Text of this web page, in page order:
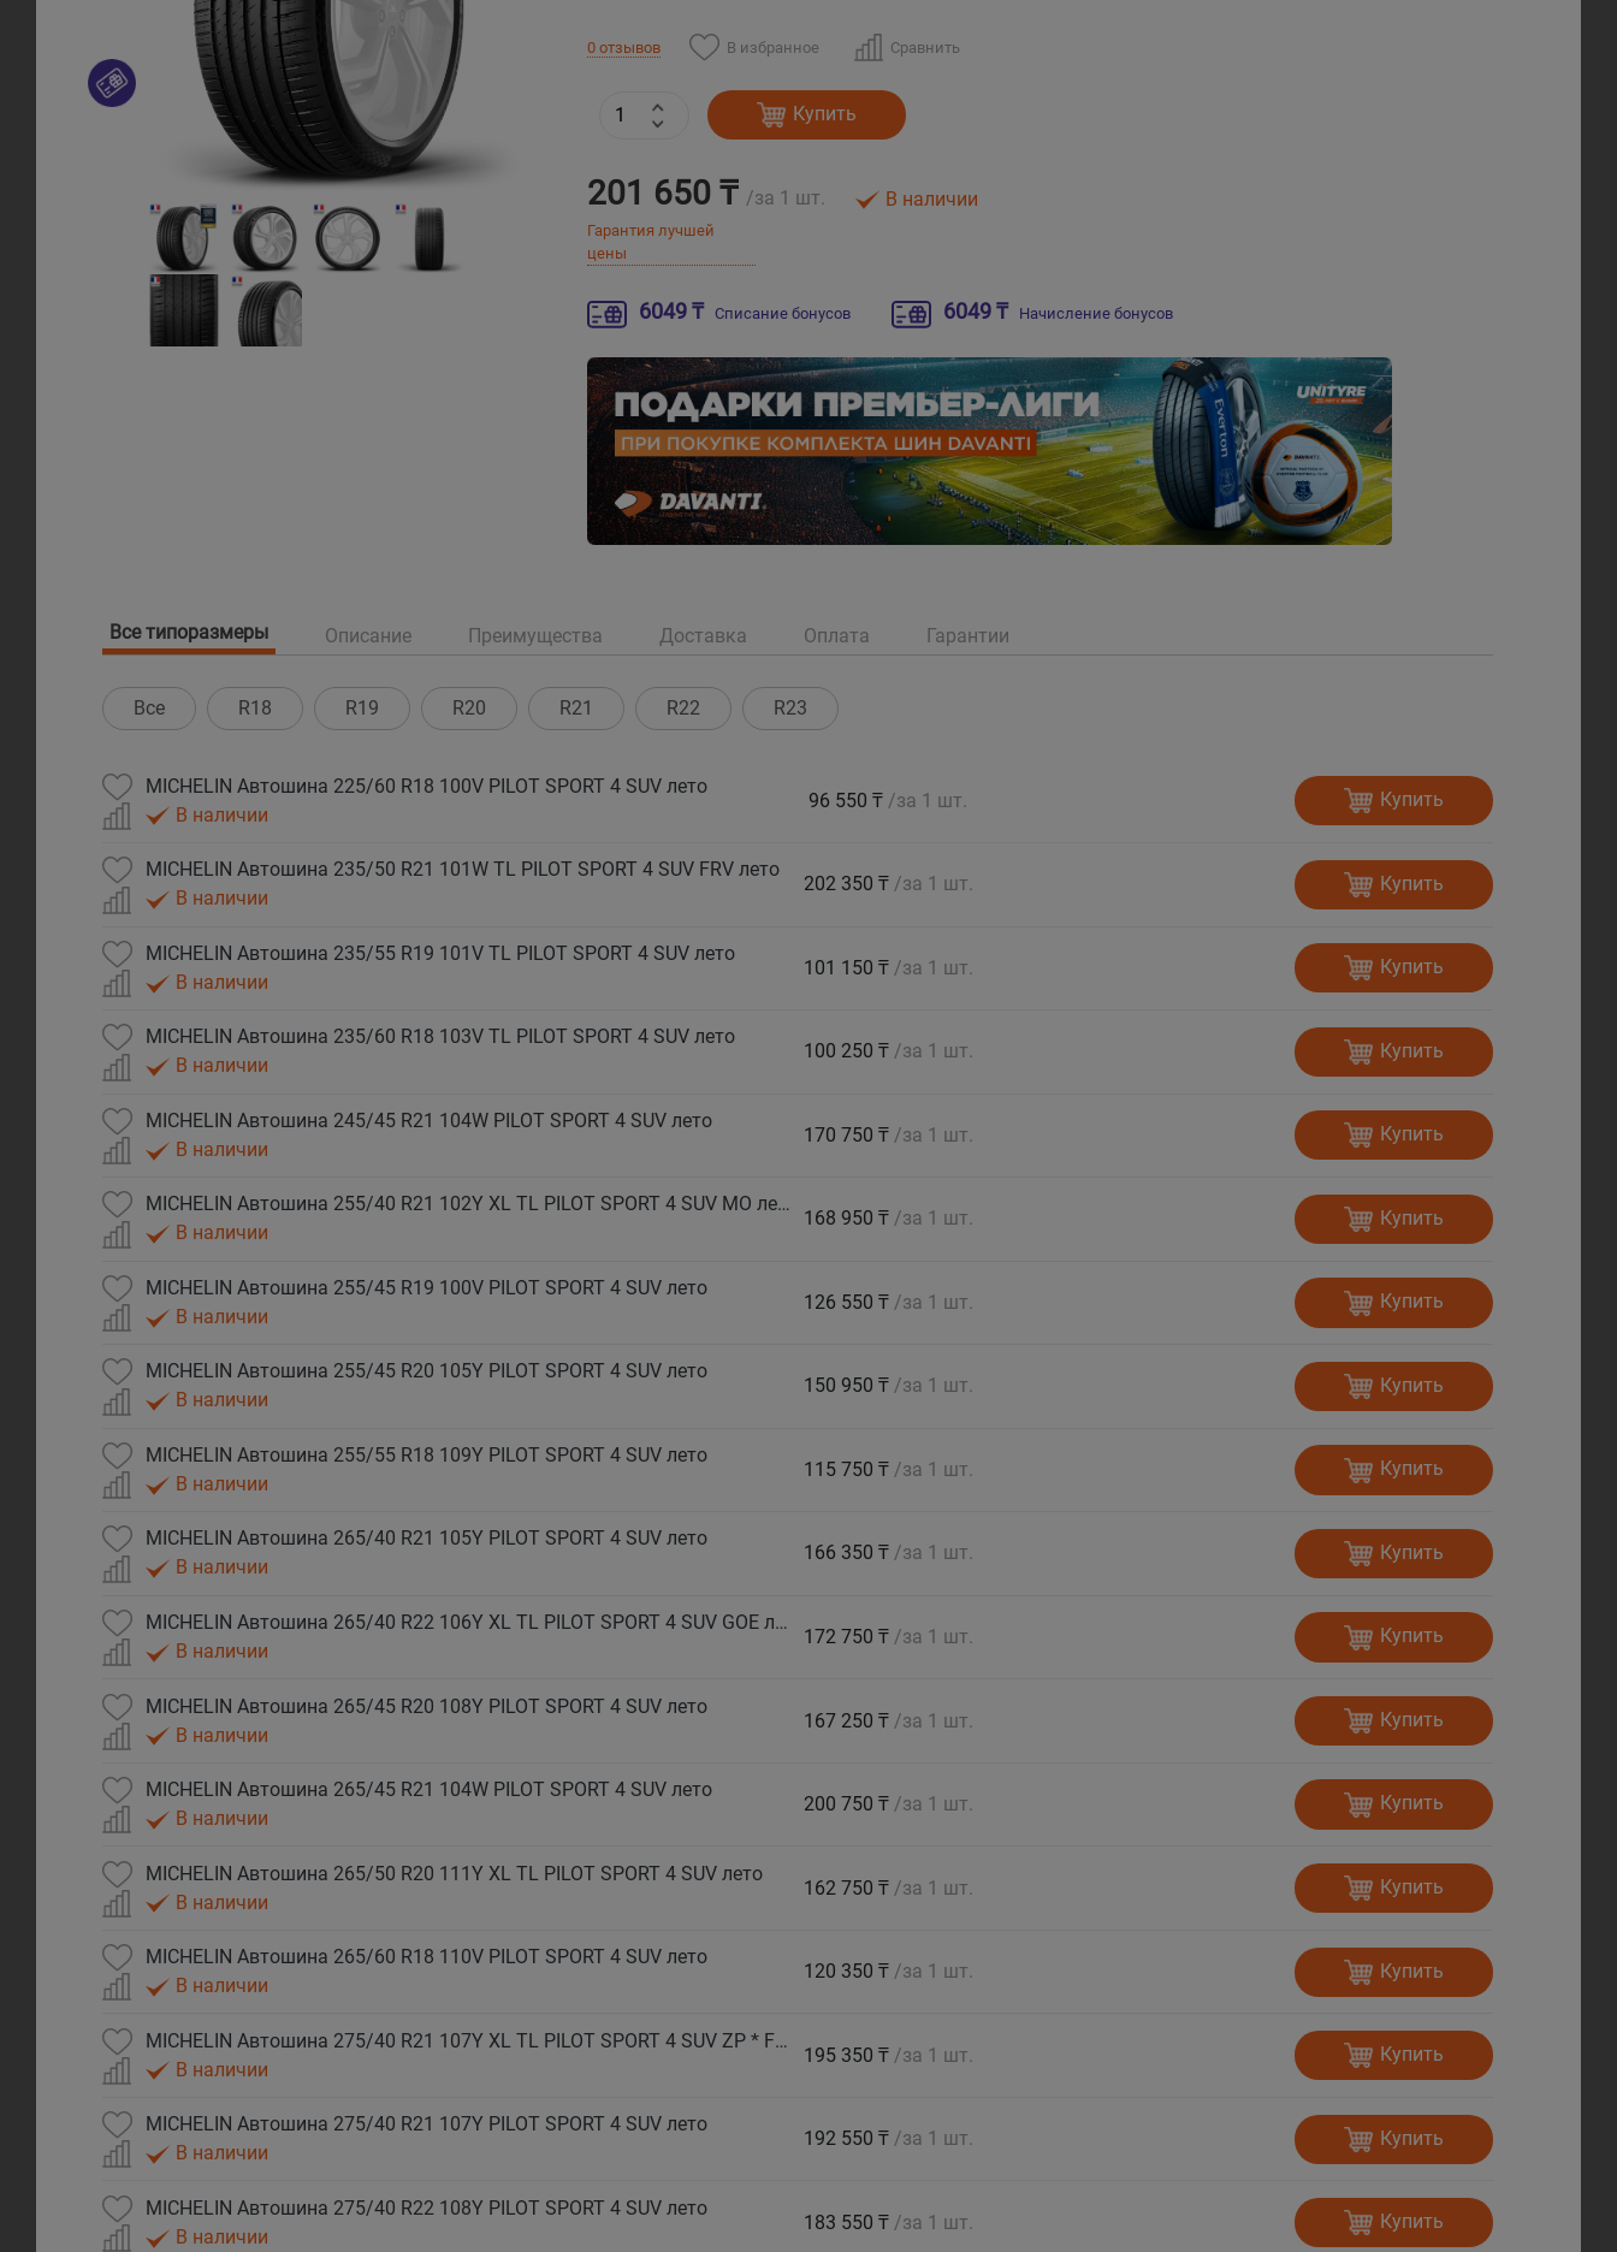
0 отзывов В избранное Сравнить
Купить
201 650 ₸ /за 1 шт.
Гарантия лучшей
цены
В наличии
6049 ₸ Списание бонусов 6049 ₸ Начисление бонусов
Все типоразмеры Описание Преимущества Доставка Оплата Гарантии
Все R18 R19 R20 R21 R22 R23
MICHELIN Автошина 225/60 R18 100V PILOT SPORT 4 SUV лето
В наличии
96 550 ₸ /за 1 шт. Купить
MICHELIN Автошина 235/50 R21 101W TL PILOT SPORT 4 SUV FRV лето
В наличии
202 350 ₸ /за 1 шт. Купить
MICHELIN Автошина 235/55 R19 101V TL PILOT SPORT 4 SUV лето
В наличии
101 150 ₸ /за 1 шт. Купить
MICHELIN Автошина 235/60 R18 103V TL PILOT SPORT 4 SUV лето
В наличии
100 250 ₸ /за 1 шт. Купить
MICHELIN Автошина 245/45 R21 104W PILOT SPORT 4 SUV лето
В наличии
170 750 ₸ /за 1 шт. Купить
MICHELIN Автошина 255/40 R21 102Y XL TL PILOT SPORT 4 SUV MO лето
В наличии
168 950 ₸ /за 1 шт. Купить
MICHELIN Автошина 255/45 R19 100V PILOT SPORT 4 SUV лето
В наличии
126 550 ₸ /за 1 шт. Купить
MICHELIN Автошина 255/45 R20 105Y PILOT SPORT 4 SUV лето
В наличии
150 950 ₸ /за 1 шт. Купить
MICHELIN Автошина 255/55 R18 109Y PILOT SPORT 4 SUV лето
В наличии
115 750 ₸ /за 1 шт. Купить
MICHELIN Автошина 265/40 R21 105Y PILOT SPORT 4 SUV лето
В наличии
166 350 ₸ /за 1 шт. Купить
MICHELIN Автошина 265/40 R22 106Y XL TL PILOT SPORT 4 SUV GOE лето
В наличии
172 750 ₸ /за 1 шт. Купить
MICHELIN Автошина 265/45 R20 108Y PILOT SPORT 4 SUV лето
В наличии
167 250 ₸ /за 1 шт. Купить
MICHELIN Автошина 265/45 R21 104W PILOT SPORT 4 SUV лето
В наличии
200 750 ₸ /за 1 шт. Купить
MICHELIN Автошина 265/50 R20 111Y XL TL PILOT SPORT 4 SUV лето
В наличии
162 750 ₸ /за 1 шт. Купить
MICHELIN Автошина 265/60 R18 110V PILOT SPORT 4 SUV лето
В наличии
120 350 ₸ /за 1 шт. Купить
MICHELIN Автошина 275/40 R21 107Y XL TL PILOT SPORT 4 SUV ZP * FRV (run flat) лето
В наличии
195 350 ₸ /за 1 шт. Купить
MICHELIN Автошина 275/40 R21 107Y PILOT SPORT 4 SUV лето
В наличии
192 550 ₸ /за 1 шт. Купить
MICHELIN Автошина 275/40 R22 108Y PILOT SPORT 4 SUV лето
В наличии
183 550 ₸ /за 1 шт. Купить